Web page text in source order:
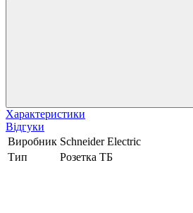
Характеристики
Відгуки
Виробник Schneider Electric
Тип
Розетка ТБ